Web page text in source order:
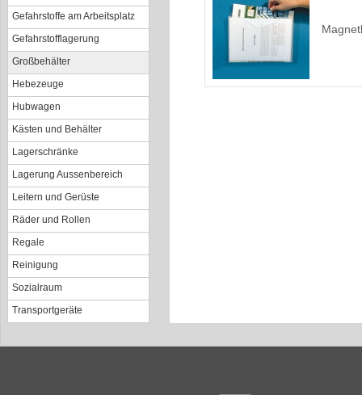
Gefahrstoffe am Arbeitsplatz
Gefahrstofflagerung
Großbehälter
Hebezeuge
Hubwagen
Kästen und Behälter
Lagerschränke
Lagerung Aussenbereich
Leitern und Gerüste
Räder und Rollen
Regale
Reinigung
Sozialraum
Transportgeräte